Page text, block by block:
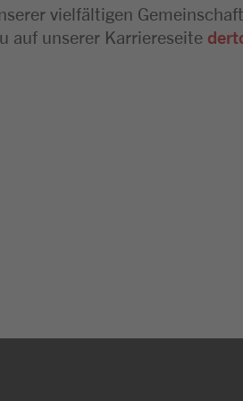
vielfältigen
auf unserer Karriereseite